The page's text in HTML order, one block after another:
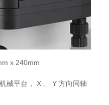
x 240mm
械平台， X 、 Y 方向同轴